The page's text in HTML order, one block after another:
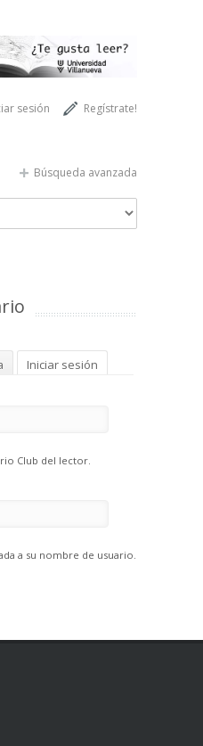
Regístrate!
sesión
Búsqueda avanzada
Iniciar sesión
Club del lector.
a su nombre de usuario.